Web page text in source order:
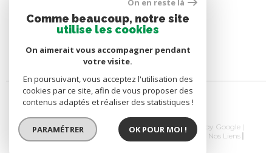
© 2026 | Tous droits réservés | Traduction powered by Google |
Nos Honoraires
Plan Du Site Mentions Légales
Nos Liens
Politique RGPD
Cookies
On en reste là
Comme beaucoup, notre site
utilise les cookies
On aimerait vous accompagner pendant
votre visite.
En poursuivant, vous acceptez l'utilisation des
cookies par ce site, afin de vous proposer des
contenus adaptés et réaliser des statistiques !
PARAMÉTRER OK POUR MOI !